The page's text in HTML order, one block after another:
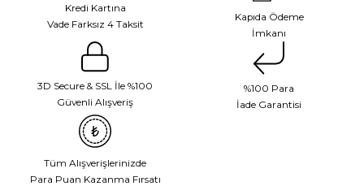
Kredi Kartına
Vade Farksız 4 Taksit
Kapıda Ödeme
İmkanı
3D Secure & SSL İle %100
Güvenli Alışveriş
%100 Para
İade Garantisi
Tüm Alışverişlerinizde
Para Puan Kazanma Fırsatı